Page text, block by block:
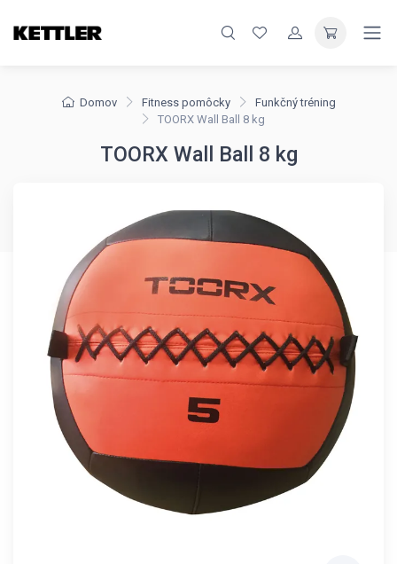
Domov Fitness pomôcky
Funkčný tréning
TOORX Wall Ball 8 kg
TOORX Wall Ball 8 kg